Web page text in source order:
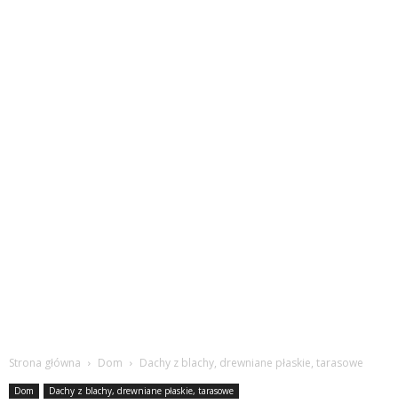
Strona główna Dom Dachy z blachy, drewniane płaskie, tarasowe
Dom Dachy z blachy, drewniane płaskie, tarasowe